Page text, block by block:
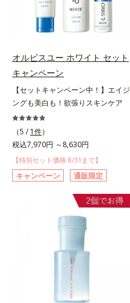
オルビスユー ホワイト セット
キャンペーン
【セットキャンペーン中！】エイジ
ングも美白も！欲張りスキンケア
（5 / 1件）
税込7,970円 ～8,630円
【特別セット価格 8/31まで】
キャンペーン 通販限定